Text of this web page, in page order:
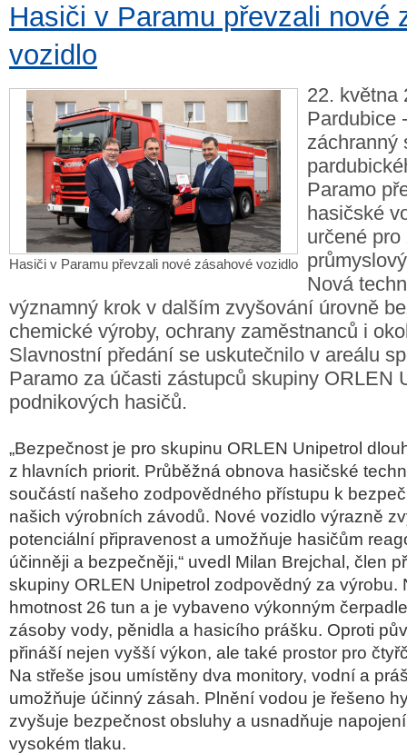
Hasiči v Paramu převzali nové
vozidlo
Hasiči v Paramu převzali nové zásahové vozidlo
22. května
Pardubice
záchranný
Paramo
hasičské
určené
Nová
významný krok v dalším zvyšování úrovně
chemické výroby, ochrany zaměstnanců i
Slavnostní předání se uskutečnilo v areálu
Paramo za účasti zástupců skupiny ORLEN
podnikových hasičů.
„Bezpečnost je pro skupinu ORLEN Unipetrol
z hlavních priorit. Průběžná obnova hasičské
součástí našeho zodpovědného přístupu k
našich výrobních závodů. Nové vozidlo výrazně
potenciální připravenost a umožňuje hasičům
účinněji a bezpečněji,“ uvedl Milan Brejchal, člen
skupiny ORLEN Unipetrol zodpovědný za výrobu.
hmotnost 26 tun a je vybaveno výkonným
zásoby vody, pěnidla a hasicího prášku. Oproti
přináší nejen vyšší výkon, ale také prostor pro
Na střeše jsou umístěny dva monitory, vodní a
umožňuje účinný zásah. Plnění vodou je řešeno
zvyšuje bezpečnost obsluhy a usnadňuje
vysokém tlaku.